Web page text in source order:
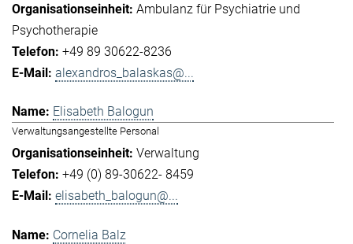
Ambulanz für Psychiatrie und
Psychotherapie
+49 89 30622-8236
alexandros_balaskas@...
Elisabeth Balogun
Verwaltungsangestellte Personal
Verwaltung
+49 (0) 89-30622- 8459
elisabeth_balogun@...
Cornelia Balz